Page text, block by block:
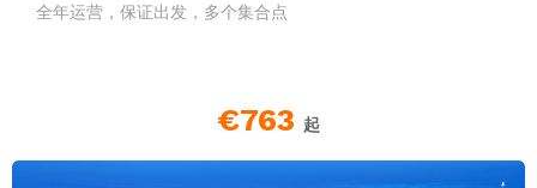
全年运营，保证出发，多个集合点
€763 起